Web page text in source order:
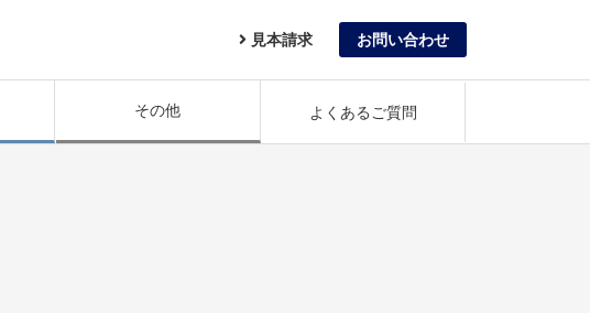
見本請求 お問い合わせ
その他 よくあるご質問